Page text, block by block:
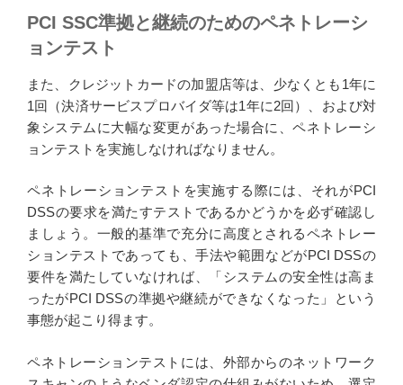
PCI SSC準拠と継続のためのペネトレーシ
ョンテスト
また、クレジットカードの加盟店等は、少なくとも1年に
1回（決済サービスプロバイダ等は1年に2回）、および対
象システムに大幅な変更があった場合に、ペネトレーシ
ョンテストを実施しなければなりません。
ペネトレーションテストを実施する際には、それがPCI
DSSの要求を満たすテストであるかどうかを必ず確認し
ましょう。一般的基準で充分に高度とされるペネトレー
ションテストであっても、手法や範囲などがPCI DSSの
要件を満たしていなければ、「システムの安全性は高ま
ったがPCI DSSの準拠や継続ができなくなった」という
事態が起こり得ます。
ペネトレーションテストには、外部からのネットワーク